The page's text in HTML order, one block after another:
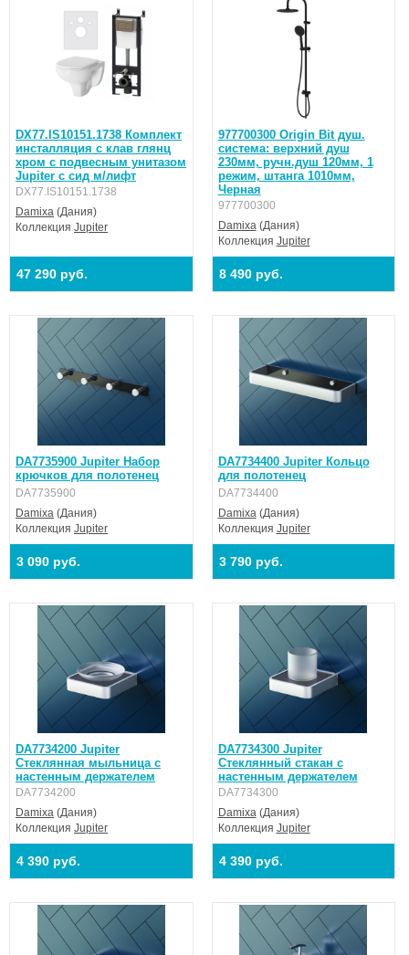
DX77.IS10151.1738 Комплект
инсталляция с клав глянц
хром с подвесным унитазом
Jupiter с сид м/лифт
DX77.IS10151.1738
Damixa (Дания)
Коллекция Jupiter
47 290 руб.
977700300 Origin Bit душ.
система: верхний душ
230мм, ручн.душ 120мм, 1
режим, штанга 1010мм,
Черная
977700300
Damixa(Дания)
Коллекция Jupiter
8 490 руб.
DA7735900 Jupiter Набор
крючков для полотенец
DA7735900
Damixa (Дания)
Коллекция Jupiter
3 090 руб.
DA7734400 Jupiter Кольцо
для полотенец
DA7734400
Damixa(Дания)
Коллекция Jupiter
3 790 руб.
DA7734200 Jupiter
Стеклянная мыльница с
настенным держателем
DA7734200
Damixa (Дания)
Коллекция Jupiter
4 390 руб.
DA7734300 Jupiter
Стеклянный стакан с
настенным держателем
DA7734300
Damixa(Дания)
Коллекция Jupiter
4 390 руб.